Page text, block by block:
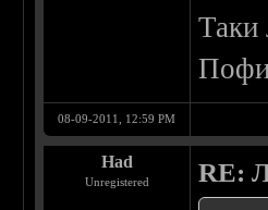
08-09-2011, 12:59 PM
Had
Unregistered RE: